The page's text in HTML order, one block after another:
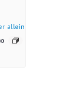
allein